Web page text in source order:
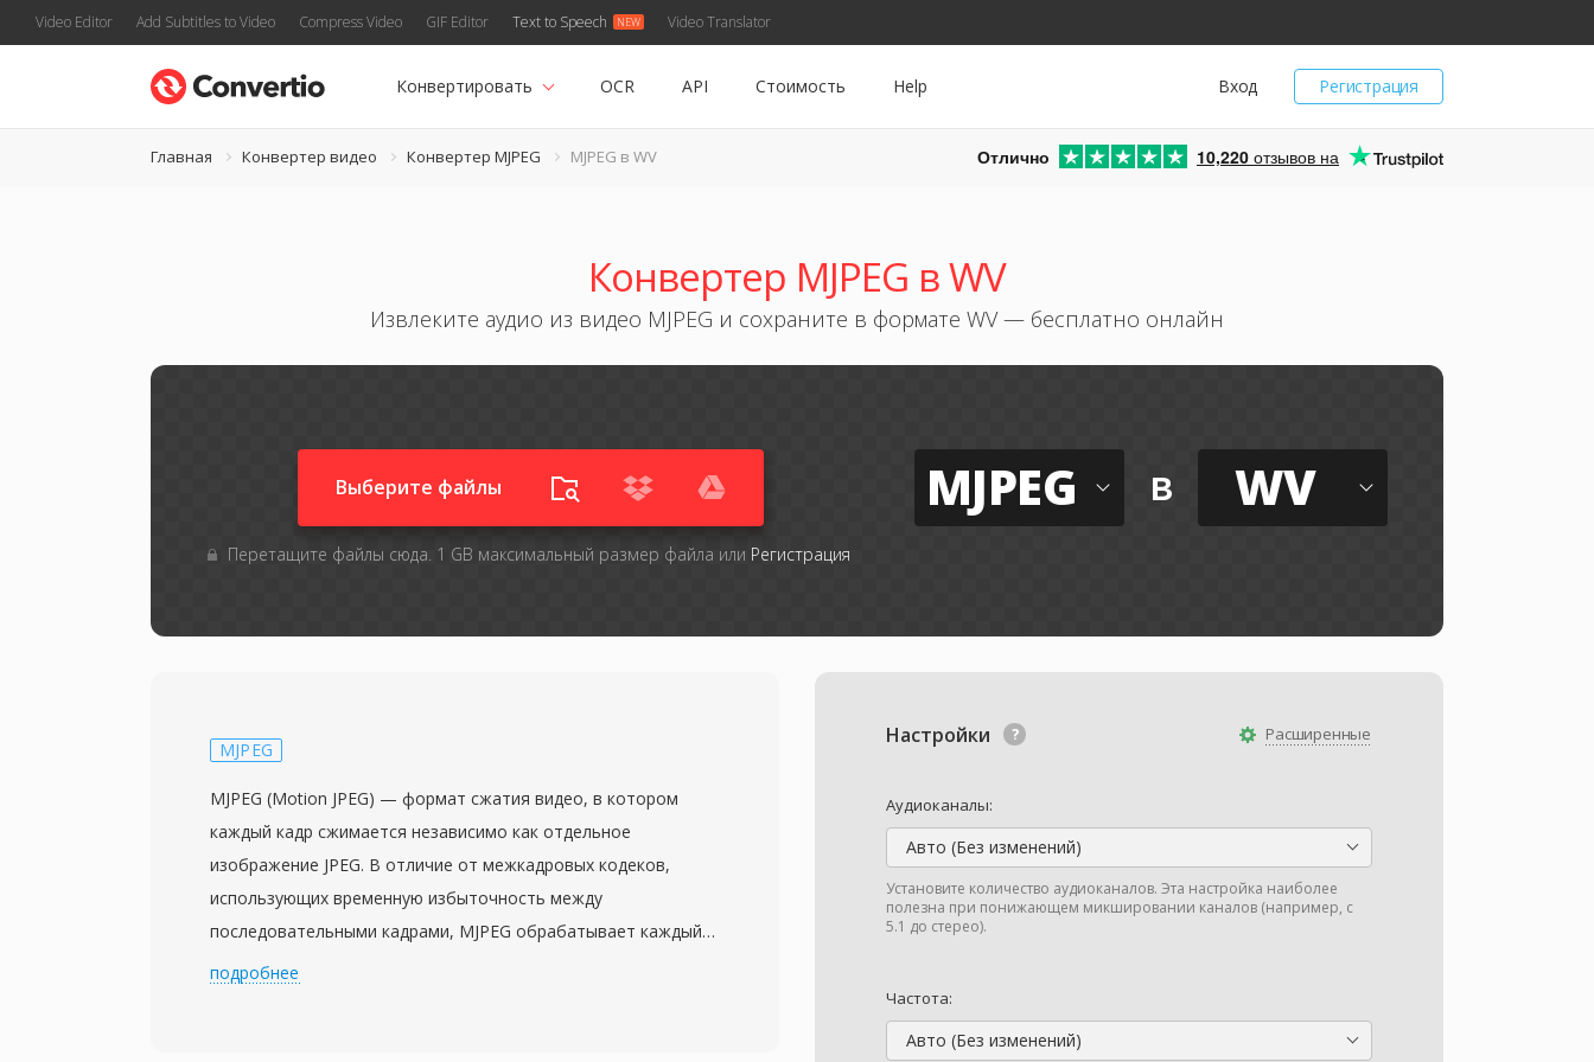
Video Editor Add Subtitles to Video Compress Video GIF Editor Text to Speech Video Translator
Регистрация
Вход
Конвертировать OCR API Стоимость Help
Главная Конвертер видео Конвертер MJPEG MJPEG в WV Отлично 10,220 отзывов на
Конвертер MJPEG в WV
Извлеките аудио из видео MJPEG и сохраните в формате WV — бесплатно онлайн
Выберите файлы
Перетащите файлы сюда. 1 GB максимальный размер файла или Регистрация
MJPEG в WV
Расширенные
Настройки
Аудиоканалы:
Авто (Без изменений)
Установите количество аудиоканалов. Эта настройка наиболее
полезна при понижающем микшировании каналов (например, с
5.1 до стерео).
Частота:
Авто (Без изменений)
MJPEG
MJPEG (Motion JPEG) — формат сжатия видео, в котором
каждый кадр сжимается независимо как отдельное
изображение JPEG. В отличие от межкадровых кодеков,
использующих временную избыточность между
последовательными кадрами, MJPEG обрабатывает каждый
кадр как самостоятельную фотографию, применяя сжатие на
подробнее